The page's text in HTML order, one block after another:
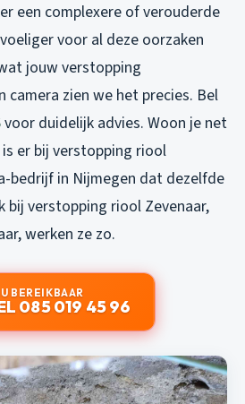
een complexere of verouderde
voor al deze oorzaken
jouw verstopping
camera zien we het precies. Bel
voor duidelijk advies. Woon je net
er bij verstopping riool
bedrijf in Nijmegen dat dezelfde
bijverstopping riool Zevenaar,
werken ze zo.
BEREIKBAAR
085 019 45 96